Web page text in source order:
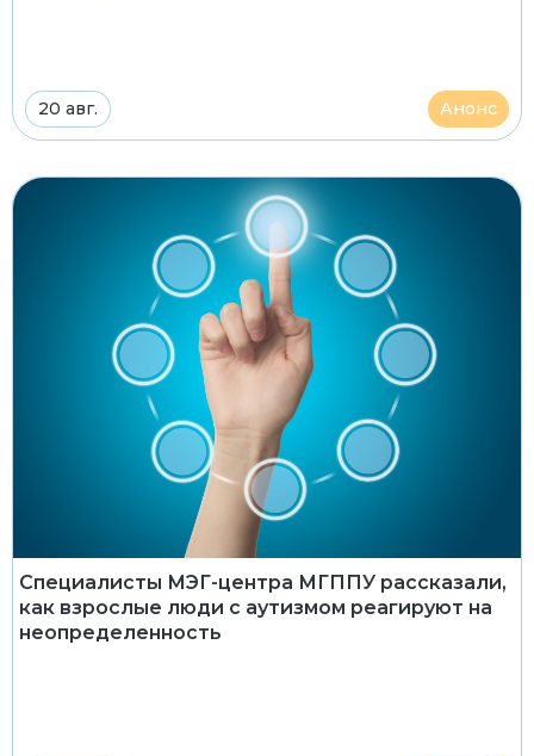
20 авг. Анонс
Специалисты МЭГ-центра МГППУ рассказали,
как взрослые люди с аутизмом реагируют на
неопределенность